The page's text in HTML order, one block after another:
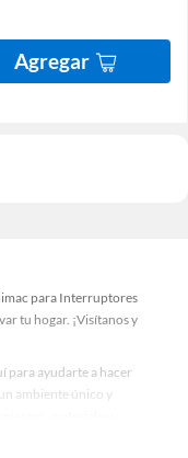
Agregar
para Interruptores
tu hogar. ¡Visítanos y
para ayudarte a hacer
ambiente único y
más tú.